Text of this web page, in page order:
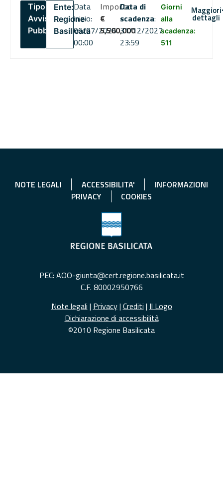
Tipo:
Avviso
Pubblico
Ente:
Regione
Basilicata
Data
inizio:
06/07/2026
00:00
Importo
€
5,500,000
Data di
scadenza:
31/12/2027
23:59
Giorni
alla
scadenza:
511
Maggiori
dettagli
NOTE LEGALI ACCESSIBILITA'
INFORMAZIONI
PRIVACY
COOKIES
PEC: AOO-giunta@cert.regione.basilicata.it
C.F. 80002950766
Note legali | Privacy| Crediti | Il Logo
Dichiarazione di accessibilità
©2010 Regione Basilicata